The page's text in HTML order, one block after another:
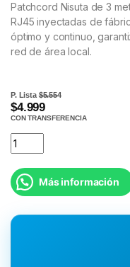
Patchcord Nisuta de 3
RJ45 inyectadas de
óptimo y continuo,
red de área local.
P. Lista$5.554
$4.999
CON TRANSFERENCIA
Más información